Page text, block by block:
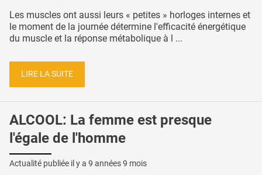
Les muscles ont aussi leurs « petites » horloges internes et
le moment de la journée détermine l'efficacité énergétique
du muscle et la réponse métabolique à l ...
LIRE LA SUITE
ALCOOL: La femme est presque
l'égale de l'homme
Actualité publiée il y a 9 années 9 mois